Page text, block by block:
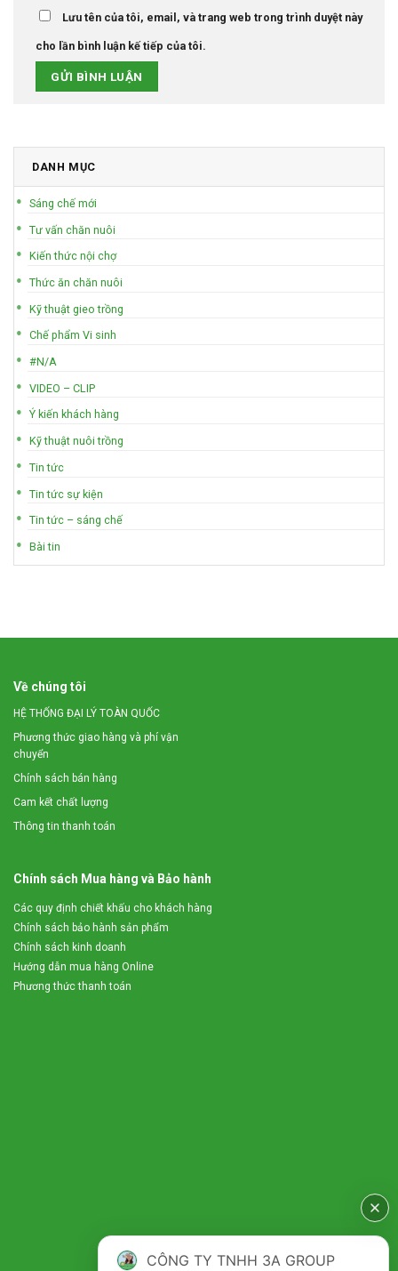
Lưu tên của tôi, email, và trang web trong trình duyệt này
cho lần bình luận kế tiếp của tôi.
DANH MỤC
Sáng chế mới
Tư vấn chăn nuôi
Kiến thức nội chợ
Thức ăn chăn nuôi
Kỹ thuật gieo trồng
Chế phẩm Vi sinh
#N/A
VIDEO – CLIP
Ý kiến khách hàng
Kỹ thuật nuôi trồng
Tin tức
Tin tức sự kiện
Tin tức – sáng chế
Bài tin
Về chúng tôi
HỆ THỐNG ĐẠI LÝ TOÀN QUỐC
Phương thức giao hàng và phí vận
chuyển
Chính sách bán hàng
Cam kết chất lượng
Thông tin thanh toán
Chính sách Mua hàng và Bảo hành
Các quy định chiết khấu cho khách hàng
Chính sách bảo hành sản phẩm
Chính sách kinh doanh
Hướng dẫn mua hàng Online
Phương thức thanh toán
CÔNG TY TNHH 3A GROUP